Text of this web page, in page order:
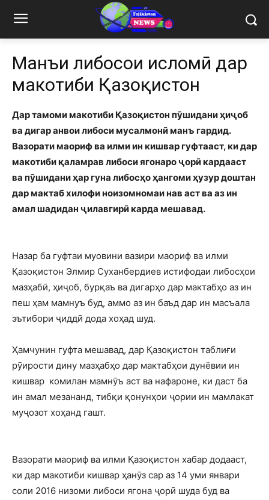
Манъи либосҳои исломӣ дар
макотиби Қазоқистон
Дар тамоми макотиби Қазоқистон пӯшидани ҳиҷоб
ва дигар анвои либоси мусалмонӣ манъ гардид.
Вазорати маориф ва илми ин кишвар гуфтааст, ки дар
макотиби қаламрав либоси ягонаро ҷорӣ кардааст
ва пӯшидани ҳар гуна либосҳо ҳангоми ҳузур доштан
дар мактаб хилофи ноизомномаи нав аст ва аз ин
амал шадидан ҷилавгирӣ карда мешавад.
Назар ба гуфтаи муовини вазири маориф ва илми
Қазоқистон Элмир Суханбердиев истифодаи либосҳои
мазҳабӣ, ҳиҷоб, бурқаъ ва дигарҳо дар мактабҳо аз ин
пеш ҳам мамнуъ буд, аммо аз ин баъд дар ин масъала
эътибори ҷиддӣ дода хоҳад шуд.
Ҳамчунин гуфта мешавад, дар Қазоқистон таблиғи
рӯирости дину мазҳабҳо дар мактабҳои дунёвии ин
кишвар комилан мамнӯъ аст ва нафароне, ки даст ба
ин амал мезананд, тибқи қонунҳои ҷории ин мамлакат
муҷозот хоҳанд гашт.
Вазорати маориф ва илми Қазоқистон хабар додааст,
ки дар макотиби кишвар ҳанӯз сар аз 14 уми январи
соли 2016 низоми либоси ягона ҷорӣ шуда буд ва